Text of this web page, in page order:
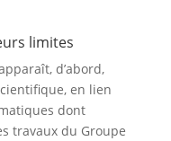
limites
d’abord,
en lien
dont
travaux du Groupe